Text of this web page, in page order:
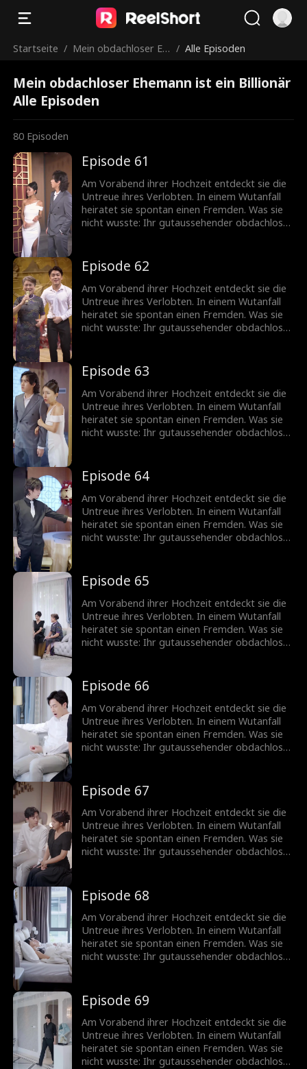
Startseite / Mein obdachloser Eh
r
/ Alle Episoden
Mein obdachloser Ehemann ist ein Billionär
Alle Episoden
80 Episoden
Episode 61
Am Vorabend ihrer Hochzeit entdeckt sie die
Untreue ihres Verlobten. In einem Wutanfall
heiratet sie spontan einen Fremden. Was sie
nicht wusste: Ihr gutaussehender obdachloser
Episode 62
Am Vorabend ihrer Hochzeit entdeckt sie die
Untreue ihres Verlobten. In einem Wutanfall
heiratet sie spontan einen Fremden. Was sie
nicht wusste: Ihr gutaussehender obdachloser
Episode 63
Am Vorabend ihrer Hochzeit entdeckt sie die
Untreue ihres Verlobten. In einem Wutanfall
heiratet sie spontan einen Fremden. Was sie
nicht wusste: Ihr gutaussehender obdachloser
Episode 64
Am Vorabend ihrer Hochzeit entdeckt sie die
Untreue ihres Verlobten. In einem Wutanfall
heiratet sie spontan einen Fremden. Was sie
nicht wusste: Ihr gutaussehender obdachloser
Episode 65
Am Vorabend ihrer Hochzeit entdeckt sie die
Untreue ihres Verlobten. In einem Wutanfall
heiratet sie spontan einen Fremden. Was sie
nicht wusste: Ihr gutaussehender obdachloser
Episode 66
Am Vorabend ihrer Hochzeit entdeckt sie die
Untreue ihres Verlobten. In einem Wutanfall
heiratet sie spontan einen Fremden. Was sie
nicht wusste: Ihr gutaussehender obdachloser
Episode 67
Am Vorabend ihrer Hochzeit entdeckt sie die
Untreue ihres Verlobten. In einem Wutanfall
heiratet sie spontan einen Fremden. Was sie
nicht wusste: Ihr gutaussehender obdachloser
Episode 68
Am Vorabend ihrer Hochzeit entdeckt sie die
Untreue ihres Verlobten. In einem Wutanfall
heiratet sie spontan einen Fremden. Was sie
nicht wusste: Ihr gutaussehender obdachloser
Episode 69
Am Vorabend ihrer Hochzeit entdeckt sie die
Untreue ihres Verlobten. In einem Wutanfall
heiratet sie spontan einen Fremden. Was sie
nicht wusste: Ihr gutaussehender obdachloser